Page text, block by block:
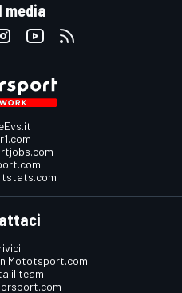
media
Mototsport.com
il team